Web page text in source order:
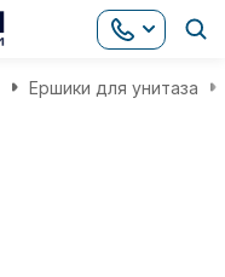
Ершики для унитаза